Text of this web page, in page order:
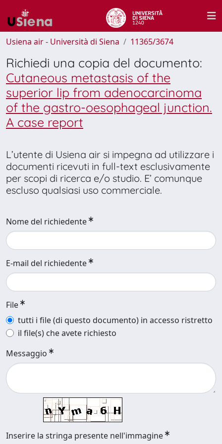
Usiena air - Università di Siena 11365/3674
Richiedi una copia del documento:
Cutaneous metastasis of the
superior lip from adenocarcinoma
of the gastro-oesophageal junction.
A case report
L’utente di Usiena air si impegna ad utilizzare i
documenti ricevuti in full-text esclusivamente
per scopi di ricerca e/o studio. E’ comunque
escluso qualsiasi uso commerciale.
Nome del richiedente
E-mail del richiedente
File
tutti i file (di questo documento) in accesso ristretto
il file(s) che avete richiesto
Messaggio
Inserire la stringa presente nell'immagine